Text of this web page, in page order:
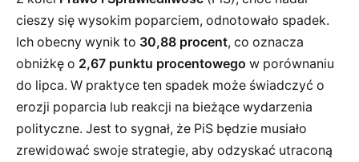
cieszy się wysokim poparciem, odnotowało spadek.
Ich obecny wynik to 30,88 procent, co oznacza
obniżkę o 2,67 punktu procentowego w porównaniu
do lipca. W praktyce ten spadek może świadczyć o
erozji poparcia lub reakcji na bieżące wydarzenia
polityczne. Jest to sygnał, że PiS będzie musiało
zrewidować swoje strategie, aby odzyskać utraconą